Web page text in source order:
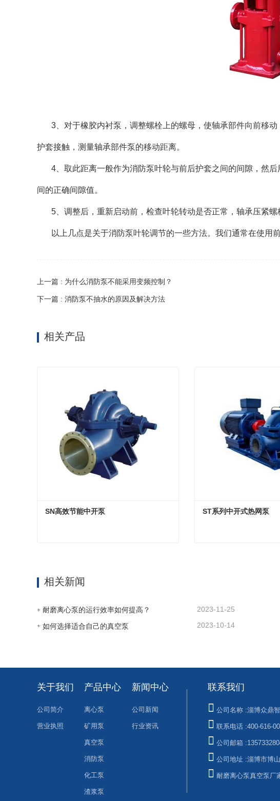
3、对于橡胶内衬泵，调整螺栓上的螺母，使轴承部件向前移
护套接触，测量轴承部件泵的移动距离。
4、取此距离一般作为消防泵叶轮与前后护套之间的间隙，然
间的正确间隙值。
5、调整后，重新启动前，检查叶轮转动是否正常，轴承压紧螺
以上几点是关于消防泵叶轮调节的一些方法。我们通常在使用
上一篇 : 为什么消防泵不能采用变频控制？
下一篇 : 消防泵不抽水的原因及解决方法
相关产品
SN高效节能中开泵 ST系列中开式热网泵
相关新闻
耐磨离心泵的运行效率如何提高？ 2023-11-25
如何选择适合自己的真空泵 2023-10-14
关于我们
公司简介
营业执照
产品中心
离心泵
矿用泵
真空泵
消防泵
化工泵
渣浆泵
新闻中心
公司新闻
行业资讯
联系我们
公司名称 :淄博众鼎
联系电话 :400-616-
公司邮箱 :
公司地址 :淄博市博
耐磨离心泵真空泵厂